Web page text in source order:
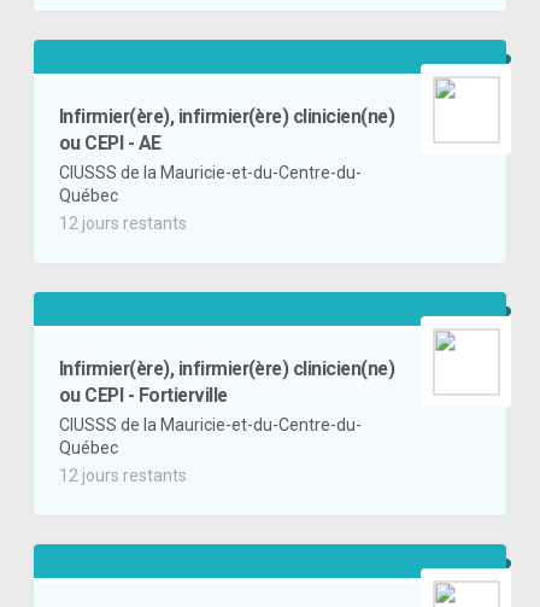
Infirmier(ère), infirmier(ère) clinicien(ne)
ou CEPI - AE
CIUSSS de la Mauricie-et-du-Centre-du-
Québec
12 jours restants
Infirmier(ère), infirmier(ère) clinicien(ne)
ou CEPI - Fortierville
CIUSSS de la Mauricie-et-du-Centre-du-
Québec
12 jours restants